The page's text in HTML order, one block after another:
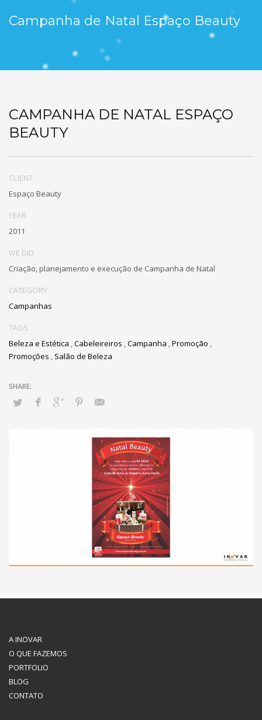
Campanha de Natal Espaço Beauty
CAMPANHA DE NATAL ESPAÇO
BEAUTY
CLIENT
Espaço Beauty
YEAR
2011
WE DID
Criação, planejamento e execução de Campanha de Natal
CATEGORY
Campanhas
TAGS
Beleza e Estética ,Cabeleireiros ,Campanha ,Promoção ,
Promoções , Salão de Beleza
A INOVAR
O QUE FAZEMOS
PORTFOLIO
BLOG
CONTATO